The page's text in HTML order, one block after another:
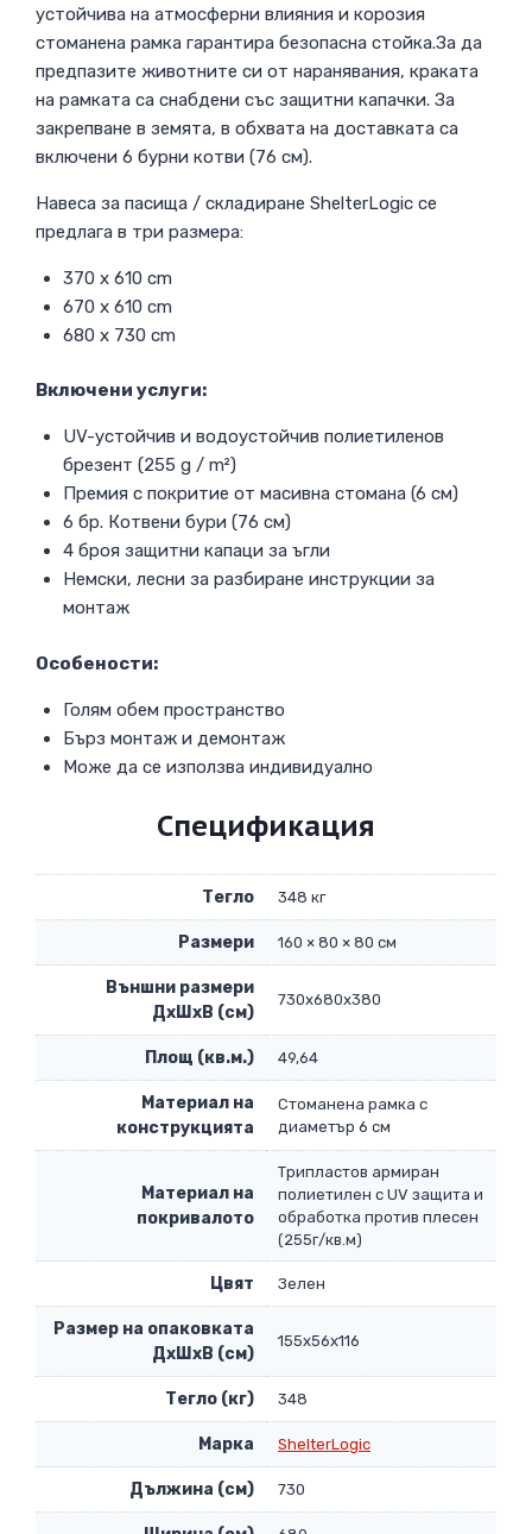
устойчива на атмосферни влияния и корозия
стоманена рамка гарантира безопасна стойка.За да
предпазите животните си от наранявания, краката
на рамката са снабдени със защитни капачки. За
закрепване в земята, в обхвата на доставката са
включени 6 бурни котви (76 см).
Навеса за пасища / складиране ShelterLogic се
предлага в три размера:
370 x 610 cm
670 x 610 cm
680 x 730 cm
Включени услуги:
UV-устойчив и водоустойчив полиетиленов
брезент (255 g / m²)
Премия с покритие от масивна стомана (6 см)
6 бр. Котвени бури (76 см)
4 броя защитни капаци за ъгли
Немски, лесни за разбиране инструкции за
монтаж
Особености:
Голям обем пространство
Бърз монтаж и демонтаж
Може да се използва индивидуално
Спецификация
Тегло 348 кг
Размери 160 × 80 × 80 см
Външни размери
ДxШxВ (см)
730х680х380
Площ (кв.м.) 49,64
Материал на
конструкцията
Стоманена рамка с
диаметър 6 см
Материал на
покривалото
Трипластов армиран
полиетилен с UV защита и
обработка против плесен
(255г/кв.м)
Цвят Зелен
Размер на опаковката
ДxШxВ (см)
155х56х116
Тегло (кг) 348
Марка ShelterLogic
Дължина (см) 730